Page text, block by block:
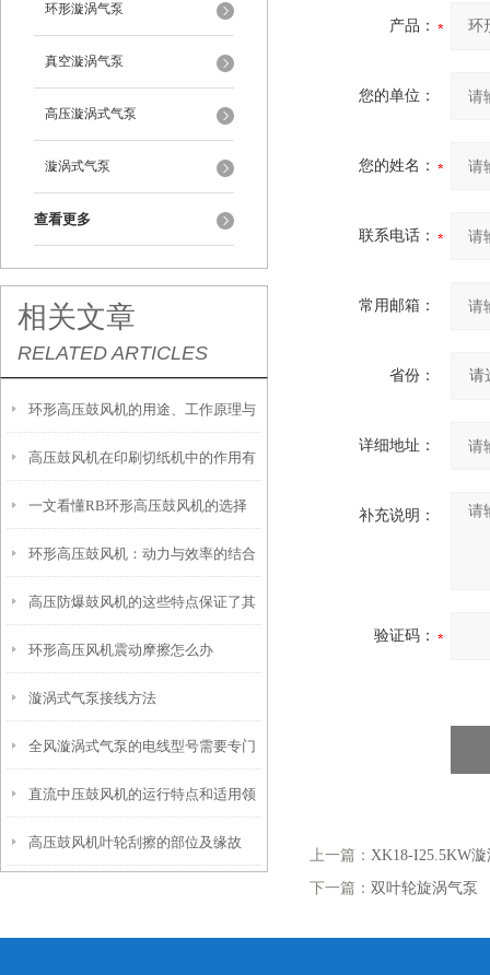
环形漩涡气泵
真空漩涡气泵
高压漩涡式气泵
漩涡式气泵
查看更多
相关文章
RELATED ARTICLES
环形高压鼓风机的用途、工作原理与
使用注意事项
高压鼓风机在印刷切纸机中的作用有
哪些？
一文看懂RB环形高压鼓风机的选择
环形高压鼓风机：动力与效率的结合
高压防爆鼓风机的这些特点保证了其
实际使用效果
环形高压风机震动摩擦怎么办
漩涡式气泵接线方法
全风漩涡式气泵的电线型号需要专门
的挑选
直流中压鼓风机的运行特点和适用领
域
高压鼓风机叶轮刮擦的部位及缘故
产品：
您的单位：
您的姓名：
联系电话：
常用邮箱：
省份：
详细地址：
补充说明：
验证码：
上一篇： XK18-I25.5KW
下一篇： 双叶轮旋涡气泵